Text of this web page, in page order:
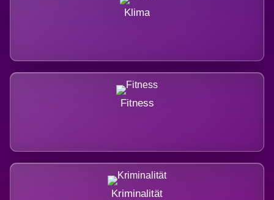
Klima
Fitness
Kriminalität